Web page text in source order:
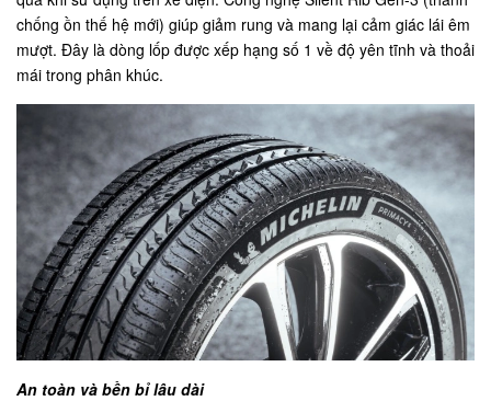
chống ồn thế hệ mới) giúp giảm rung và mang lại cảm giác lái êm
mượt. Đây là dòng lốp được xếp hạng số 1 về độ yên tĩnh và thoải
mái trong phân khúc.
An toàn và bền bỉ lâu dài